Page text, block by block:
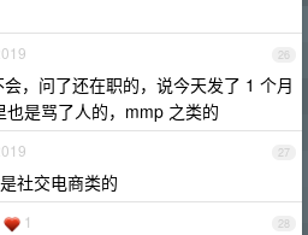
26
，问了还在职的，说今天发了 1 个月
是骂了人的，mmp 之类的
27
社交电商类的
28
1